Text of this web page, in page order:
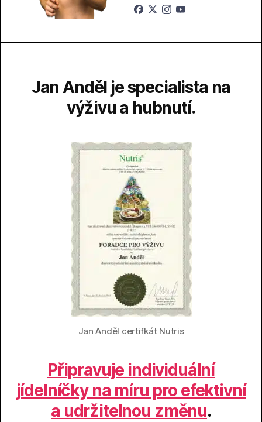
Jan Anděl je specialista na
výživu a hubnutí.
Jan Anděl certifkát Nutris
Připravuje individuální
jídelníčky na míru pro efektivní
a udržitelnou změnu.